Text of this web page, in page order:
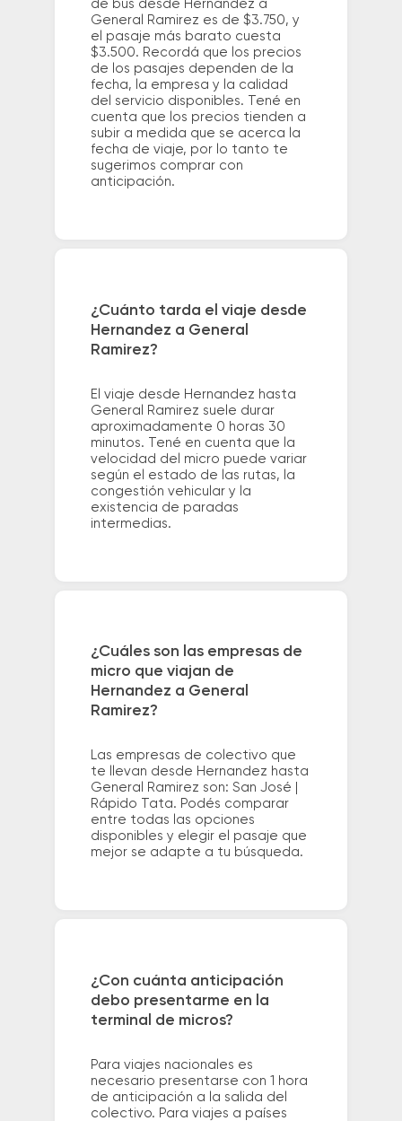
de bus desde Hernandez a
General Ramirez es de $3.750, y
el pasaje más barato cuesta
$3.500. Recordá que los precios
de los pasajes dependen de la
fecha, la empresa y la calidad
del servicio disponibles. Tené en
cuenta que los precios tienden a
subir a medida que se acerca la
fecha de viaje, por lo tanto te
sugerimos comprar con
anticipación.
¿Cuánto tarda el viaje desde
Hernandez a General
Ramirez?
El viaje desde Hernandez hasta
General Ramirez suele durar
aproximadamente 0 horas 30
minutos. Tené en cuenta que la
velocidad del micro puede variar
según el estado de las rutas, la
congestión vehicular y la
existencia de paradas
intermedias.
¿Cuáles son las empresas de
micro que viajan de
Hernandez a General
Ramirez?
Las empresas de colectivo que
te llevan desde Hernandez hasta
General Ramirez son: San José |
Rápido Tata. Podés comparar
entre todas las opciones
disponibles y elegir el pasaje que
mejor se adapte a tu búsqueda.
¿Con cuánta anticipación
debo presentarme en la
terminal de micros?
Para viajes nacionales es
necesario presentarse con 1 hora
de anticipación a la salida del
colectivo. Para viajes a países